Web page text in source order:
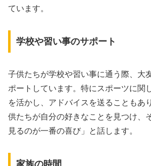
ています。
学校や習い事のサポート
子供たちが学校や習い事に通う際、大
ポートしています。特にスポーツに関
を活かし、アドバイスを送ることもあ
供たちが自分の好きなことを見つけ、
見るのが一番の喜び」と話します。
家族の時間